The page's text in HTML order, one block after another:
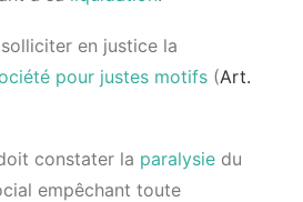
en justice la
pour justes motifs (Art.
constater la paralysie du
empêchant toute